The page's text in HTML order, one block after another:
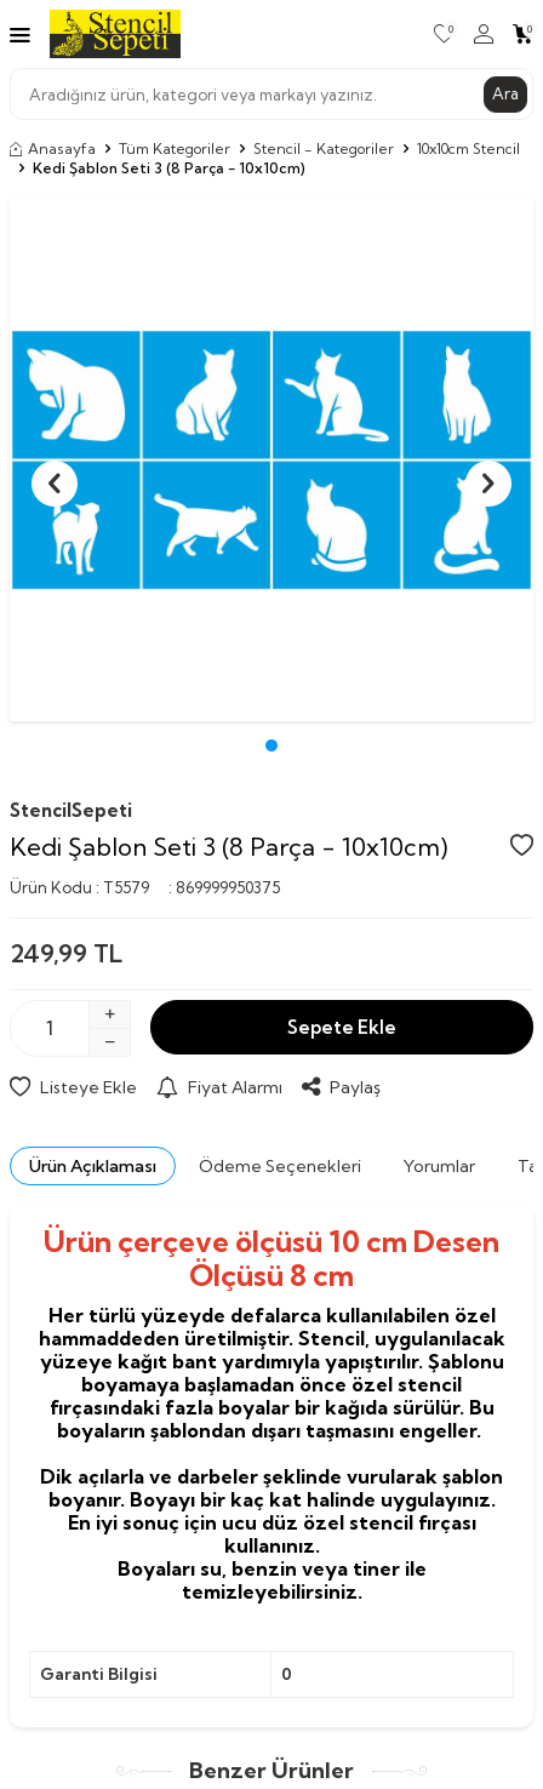
Ara
0 0
Anasayfa Tüm Kategoriler Stencil - Kategoriler
10x10cm Stencil
Kedi Şablon Seti 3 (8 Parça - 10x10cm)
StencilSepeti
Kedi Şablon Seti 3 (8 Parça - 10x10cm)
Ürün Kodu : T5579 : 869999950375
249,99 TL
Sepete Ekle
Listeye Ekle Fiyat Alarmı Paylaş
Ürün Açıklaması Ödeme Seçenekleri Yorumlar
Ürün çerçeve ölçüsü 10 cm Desen
Ölçüsü 8 cm
Her türlü yüzeyde defalarca kullanılabilen özel
hammaddeden üretilmiştir. Stencil, uygulanılacak
yüzeye kağıt bant yardımıyla yapıştırılır. Şablonu
boyamaya başlamadan önce özel stencil
fırçasındaki fazla boyalar bir kağıda sürülür. Bu
boyaların şablondan dışarı taşmasını engeller.
Dik açılarla ve darbeler şeklinde vurularak şablon
boyanır. Boyayı bir kaç kat halinde uygulayınız.
En iyi sonuç için ucu düz özel stencil fırçası
kullanınız.
Boyaları su, benzin veya tiner ile
temizleyebilirsiniz.
Garanti Bilgisi 0
Benzer Ürünler